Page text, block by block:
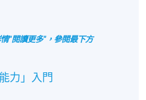
"閱讀更多"，參閱最下方
力」入門